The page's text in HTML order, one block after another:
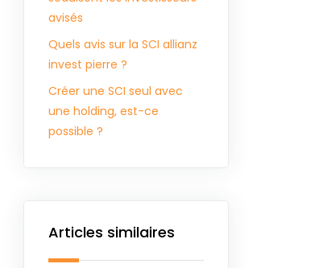
avisés
Quels avis sur la SCI allianz
invest pierre ?
Créer une SCI seul avec
une holding, est-ce
possible ?
Articles similaires